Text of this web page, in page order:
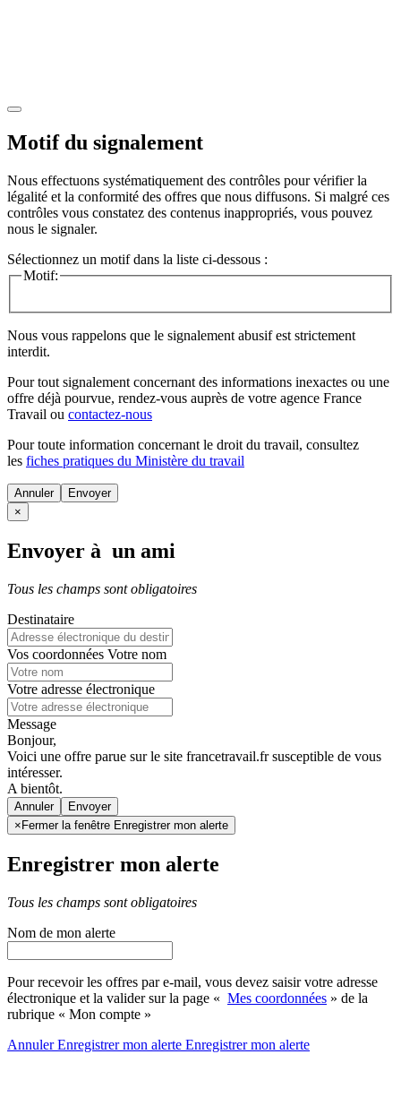
Motif du signalement
Nous effectuons systématiquement des contrôles pour vérifier la
légalité et la conformité des offres que nous diffusons. Si malgré ces
contrôles vous constatez des contenus inappropriés, vous pouvez
nous le signaler.
Sélectionnez un motif dans la liste ci-dessous :
Motif:
Nous vous rappelons que le signalement abusif est strictement
interdit.
Pour tout signalement concernant des informations inexactes ou une
offre déjà pourvue, rendez-vous auprès de votre agence France
Travail ou contactez-nous
Pour toute information concernant le droit du travail, consultez
les fiches pratiques du Ministère du travail
Annuler
×
Envoyer à un ami
Tous les champs sont obligatoires
Destinataire
Vos coordonnées Votre nom
Votre adresse électronique
Message
Bonjour,
Voici une offre parue sur le site francetravail.fr susceptible de vous
intéresser.
A bientôt.
Annuler
× Fermer la fenêtre Enregistrer mon alerte
Enregistrer mon alerte
Tous les champs sont obligatoires
Nom de mon alerte
Pour recevoir les offres par e-mail, vous devez saisir votre adresse
électronique et la valider sur la page « Mes coordonnées » de la
rubrique « Mon compte »
AnnulerEnregistrer mon alerte Enregistrermon alerte